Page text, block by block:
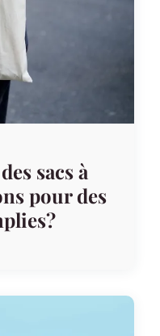
sacs à
pour des